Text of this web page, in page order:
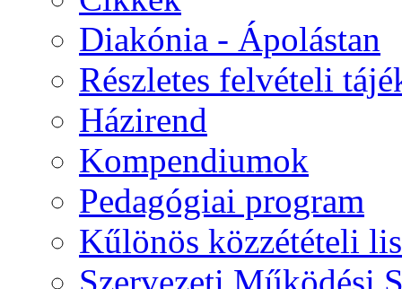
Diakónia - Ápolástan
Részletes felvételi
Házirend
Kompendiumok
Pedagógiai program
Kűlönös közzétételi